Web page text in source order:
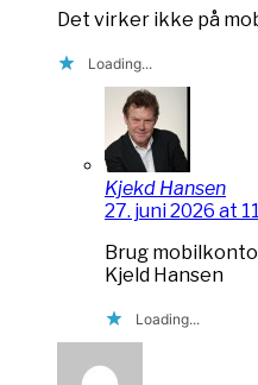
Det virker ikke på
Loading...
Kjekd Hansen
27. juni 2026 at
Brug
Kjeld Hansen
Loading...